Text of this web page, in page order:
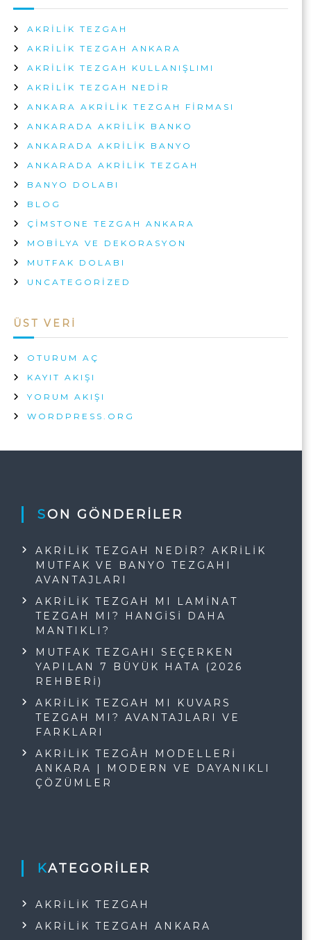
Ç
AKRILIK TEZGAH
AKRILIK TEZGAH ANKARA
AKRILIK TEZGAH KULLANIŞLIMI
AKRILIK TEZGAH NEDIR
ANKARA AKRILIK TEZGAH FIRMASI
ANKARADA AKRILIK BANKO
ANKARADA AKRILIK BANYO
ANKARADA AKRILIK TEZGAH
BANYO DOLABI
BLOG
ÇIMSTONE TEZGAH ANKARA
MOBILYA VE DEKORASYON
MUTFAK DOLABI
UNCATEGORIZED
ÜST VERI
OTURUM AÇ
KAYIT AKIŞI
YORUM AKIŞI
WORDPRESS.ORG
SON GÖNDERILER
AKRILIK TEZGAH NEDIR? AKRILIK
MUTFAK VE BANYO TEZGAHI
AVANTAJLARI
AKRILIK TEZGAH MI LAMINAT
TEZGAH MI? HANGISI DAHA
MANTIKLI?
MUTFAK TEZGAHI SEÇERKEN
YAPILAN 7 BÜYÜK HATA (2026
REHBERI)
AKRILIK TEZGAH MI KUVARS
TEZGAH MI? AVANTAJLARI VE
FARKLARI
AKRILIK TEZGÂH MODELLERI
ANKARA | MODERN VE DAYANIKLI
ÇÖZÜMLER
KATEGORILER
AKRILIK TEZGAH
AKRILIK TEZGAH ANKARA